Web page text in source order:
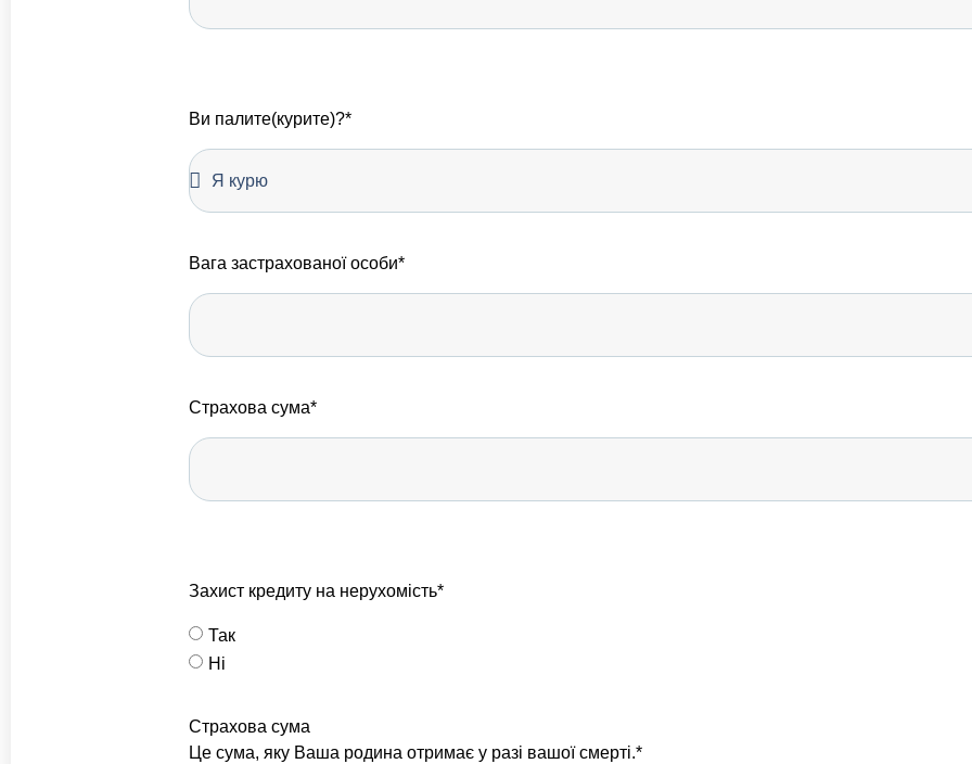
Ви палите(курите)?*
Вага застрахованої особи*
Страхова сума*
Захист кредиту на нерухомість*
Так
Ні
Страхова сума
Це сума, яку Ваша родина отримає у разі вашої смерті.*